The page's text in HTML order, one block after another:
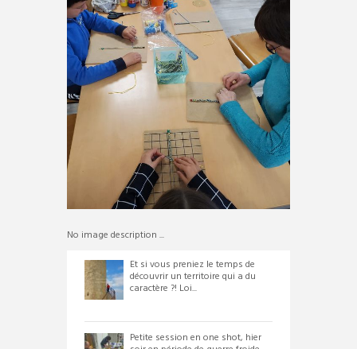
No image description ...
Et si vous preniez le temps de
découvrir un territoire qui a du
caractère ?! Loi...
Petite session en one shot, hier